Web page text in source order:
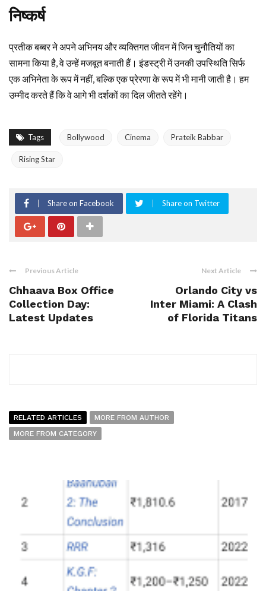
निष्कर्ष
प्रतीक बब्बर ने अपने अभिनय और व्यक्तिगत जीवन में जिन चुनौतियों का
सामना किया है, वे उन्हें मजबूत बनाती हैं। इंडस्ट्री में उनकी उपस्थिति सिर्फ
एक अभिनेता के रूप में नहीं, बल्कि एक प्रेरणा के रूप में भी मानी जाती है। हम
उम्मीद करते हैं कि वे आगे भी दर्शकों का दिल जीतते रहेंगे।
Tags Bollywood Cinema Prateik Babbar
Rising Star
Share on Facebook Share on Twitter
Previous Article
Chhaava Box Office
Collection Day:
Latest Updates
Next Article
Orlando City vs
Inter Miami: A Clash
of Florida Titans
RELATED ARTICLES
MORE FROM AUTHOR
MORE FROM CATEGORY